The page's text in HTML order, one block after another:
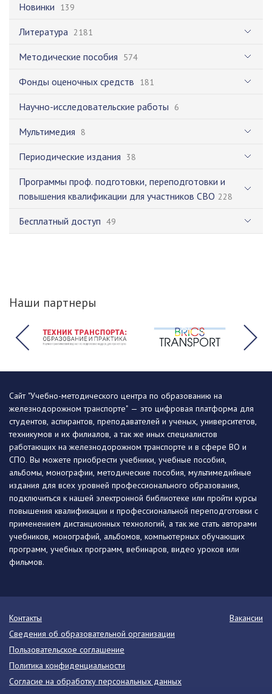
Новинки 139
Литература 2181
Методические пособия 574
Фонды оценочных средств 181
Научно-исследовательские работы 6
Мультимедия 8
Периодические издания 38
Программы проф. подготовки, переподготовки и
повышения квалификации для участников СВО 228
Бесплатный доступ 49
Наши партнеры
Сайт "Учебно-методического центра по образованию на
железнодорожном транспорте" — это цифровая платформа для
студентов, аспирантов, преподавателей и ученых, университетов,
техникумов и их филиалов, а так же иных специалистов
работающих на железнодорожном транспорте и в сфере ВО и
СПО. Вы можете приобрести учебники, учебные пособия,
альбомы, монографии, методические пособия, мультимедийные
издания для всех уровней профессионального образования,
подключиться к нашей электронной библиотеке или пройти курсы
повышения квалификации и профессиональной переподготовки с
применением дистанционных технологий, а так же стать авторами
учебников, монографий, альбомов, компьютерных обучающих
программ, учебных программ, вебинаров, видео уроков или
фильмов.
Контакты
Вакансии
Сведения об образовательной организации
Пользовательское соглашение
Политика конфиденциальности
Согласие на обработку персональных данных